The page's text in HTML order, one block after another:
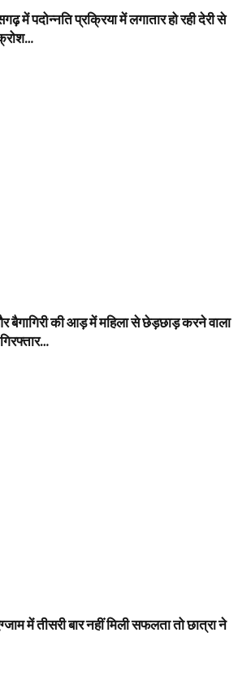
में पदोन्नति प्रक्रिया में लगातार हो रही देरी से
बैगागिरी की आड़ में महिला से छेड़छाड़ करने वाला
में तीसरी बार नहीं मिली सफलता तो छात्रा ने